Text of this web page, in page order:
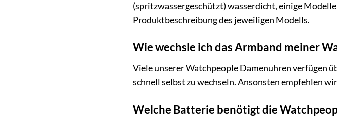
(spritzwassergeschützt) wasserdicht, einige
Produktbeschreibung des jeweiligen Modells.
Wie wechsle ich das Armband meiner
Viele unserer Watchpeople Damenuhren verfügen
schnell selbst zu wechseln. Ansonsten empfehlen
Welche Batterie benötigt die